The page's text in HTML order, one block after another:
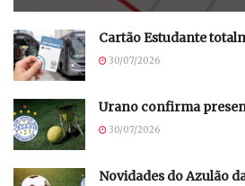
Cartão Estudante
30/07/2026
Urano confirma
30/07/2026
Novidades do Azulão